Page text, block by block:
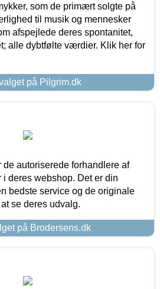
som de primært solgte på
til musik og mennesker
afspejlede deres spontanitet,
alle dybtfølte værdier. Klik her for
på Pilgrim.dk
de autoriserede forhandlere af
deres webshop. Det er din
bedste service og de originale
se deres udvalg.
på Brodersens.dk